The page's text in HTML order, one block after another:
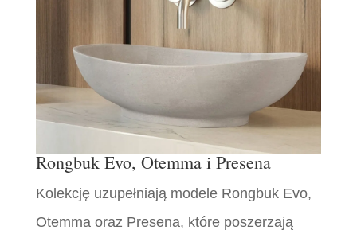
Rongbuk Evo, Otemma i Presena
Kolekcję uzupełniają modele Rongbuk Evo,
Otemma oraz Presena, które poszerzają